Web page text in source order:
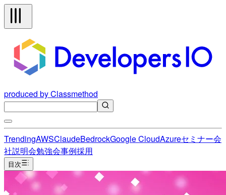
produced by Classmethod
TrendingAWSClaudeBedrockGoogle CloudAzureセミナー会
社説明会勉強会事例採用
目次